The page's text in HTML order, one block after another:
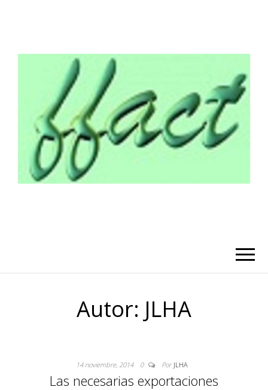
Autor: JLHA
14 noviembre, 2014 0 Por JLHA
Las necesarias exportaciones